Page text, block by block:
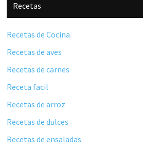
Recetas
Recetas de Cocina
Recetas de aves
Recetas de carnes
Receta facil
Recetas de arroz
Recetas de dulces
Recetas de ensaladas